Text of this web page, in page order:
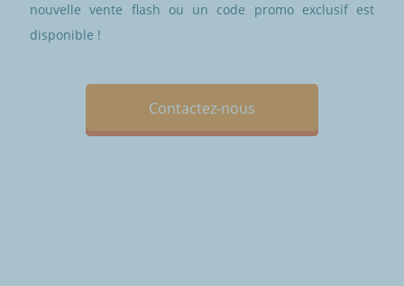
nouvelle vente flash ou un code promo exclusif est
disponible !
Contactez-nous